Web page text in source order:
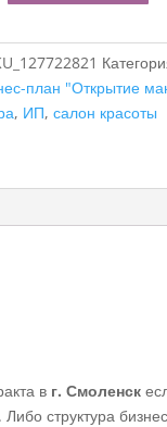
план "Открытие
, ИП,салон красоты
в г. Смоленск
структура